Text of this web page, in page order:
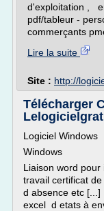
d'exploitation ,
pdf/tableur -
commerçants
Lire la suite
Site : http://
Télécharger
Logiciel Windows
Windows
Liaison word
travail certificat
d absence etc [...]
excel d etats à